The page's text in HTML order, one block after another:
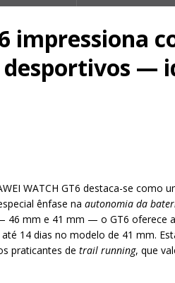
impressiona
—
WATCH GT6 destaca-se como
ênfase na autonomia da
46 mm e 41 mm — o GT6 oferece
14 dias no modelo de 41 mm.
praticantes de trail running, que